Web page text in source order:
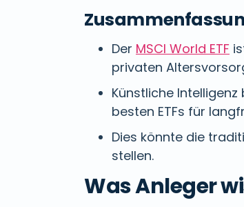
Der MSCI World ETF
privaten
Künstliche
besten ETFs für
Dies könnte die
stellen.
Was Anleger